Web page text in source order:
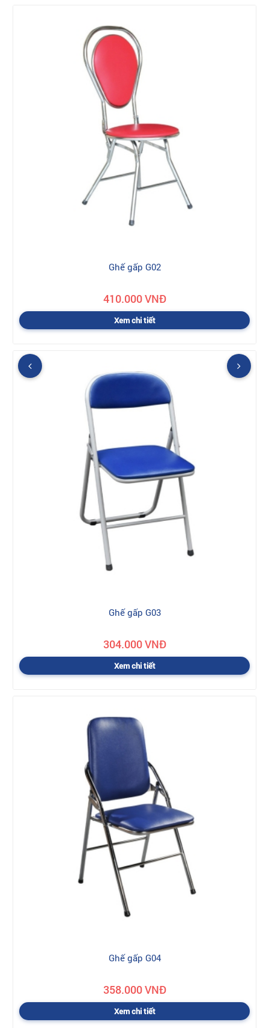
Ghế gấp G02
410.000 VNĐ
Xem chi tiết
Ghế gấp G03
304.000 VNĐ
Xem chi tiết
Ghế gấp G04
358.000 VNĐ
Xem chi tiết